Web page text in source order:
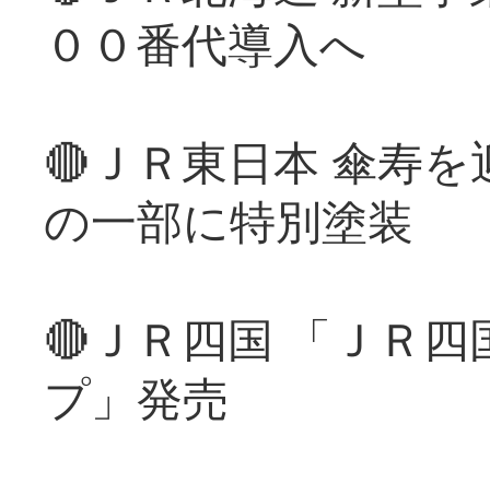
００番代導入へ
🔴ＪＲ東日本 傘寿
の一部に特別塗装
🔴ＪＲ四国 「ＪＲ
プ」発売